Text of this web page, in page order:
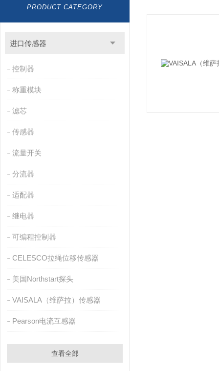
PRODUCT CATEGORY
进口传感器
控制器
称重模块
滤芯
传感器
流量开关
分流器
适配器
继电器
可编程控制器
CELESCO拉绳位移传感器
美国Northstart探头
VAISALA（维萨拉）传感器
Pearson电流互感器
查看全部